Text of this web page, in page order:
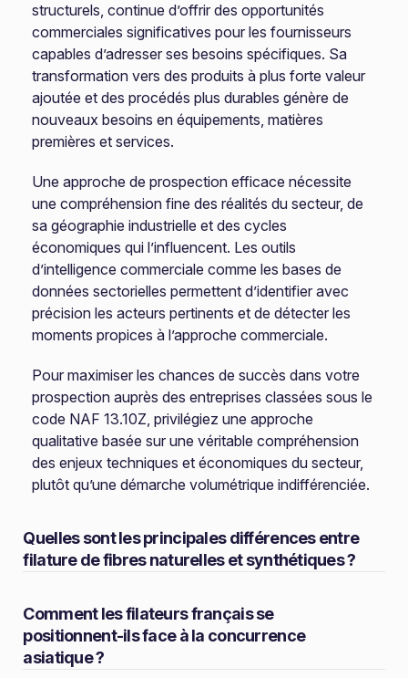
structurels, continue d’offrir des opportunités
commerciales significatives pour les fournisseurs
capables d’adresser ses besoins spécifiques. Sa
transformation vers des produits à plus forte valeur
ajoutée et des procédés plus durables génère de
nouveaux besoins en équipements, matières
premières et services.
Une approche de prospection efficace nécessite
une compréhension fine des réalités du secteur, de
sa géographie industrielle et des cycles
économiques qui l’influencent. Les outils
d’intelligence commerciale comme les bases de
données sectorielles permettent d’identifier avec
précision les acteurs pertinents et de détecter les
moments propices à l’approche commerciale.
Pour maximiser les chances de succès dans votre
prospection auprès des entreprises classées sous le
code NAF 13.10Z, privilégiez une approche
qualitative basée sur une véritable compréhension
des enjeux techniques et économiques du secteur,
plutôt qu’une démarche volumétrique indifférenciée.
Quelles sont les principales différences entre
filature de fibres naturelles et synthétiques ?
Comment les filateurs français se
positionnent-ils face à la concurrence
asiatique ?